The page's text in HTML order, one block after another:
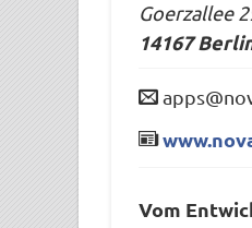
Goerzallee
14167
Vom